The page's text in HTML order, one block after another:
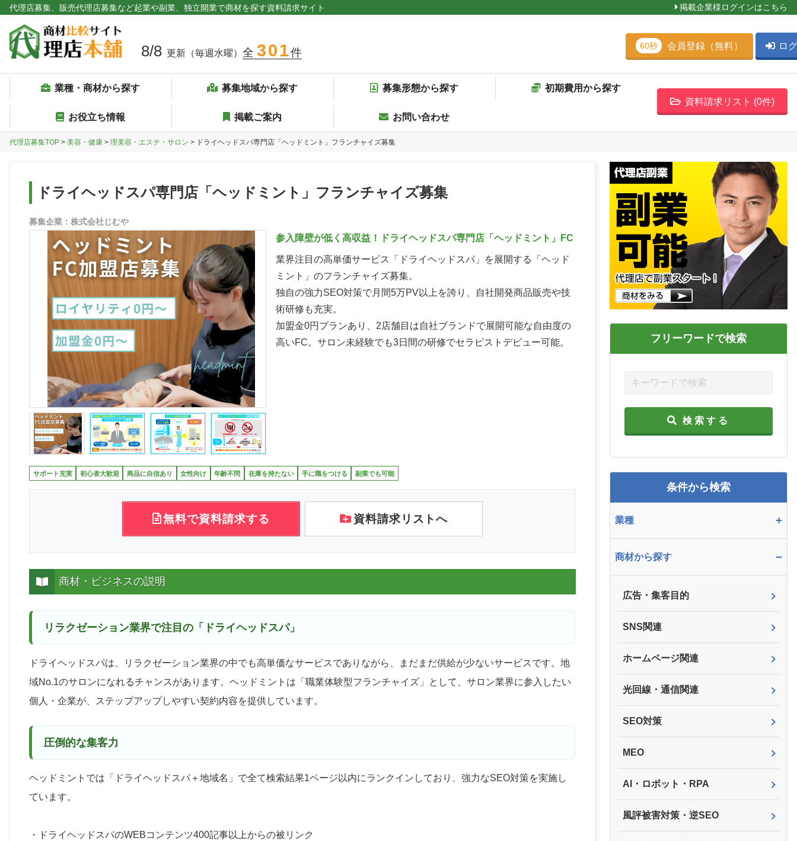
代理店募集、販売代理店募集など起業や副業、独立開業で商材を探す資料請求サイト 掲載企業様ログインはこちら
8/8 更新（毎週水曜） 全 301件
業種・商材から探す 募集地域から探す 募集形態から探す 初期費用から探す
お役立ち情報 掲載ご案内 お問い合わせ
資料請求リスト (0件)
60秒 会員登録（無料） ロ
代理店募集TOP > 美容・健康 > 理美容・エステ・サロン > ドライヘッドスパ専門店「ヘッドミント」フランチャイズ募集
ドライヘッドスパ専門店「ヘッドミント」フランチャイズ募集
募集企業：株式会社じむや
参入障壁が低く高収益！ドライヘッドスパ専門店「ヘッドミント」FC
業界注目の高単価サービス「ドライヘッドスパ」を展開する「ヘッド
ミント」のフランチャイズ募集。
独自の強力SEO対策で月間5万PV以上を誇り、自社開発商品販売や技
術研修も充実。
加盟金0円プランあり、2店舗目は自社ブランドで展開可能な自由度の
高いFC。サロン未経験でも3日間の研修でセラピストデビュー可能。
サポート充実 初心者大歓迎 商品に自信あり 女性向け 年齢不問 在庫を持たない 手に職をつける 副業でも可能
無料で資料請求する 資料請求リストへ
商材・ビジネスの説明
リラクゼーション業界で注目の「ドライヘッドスパ」
ドライヘッドスパは、リラクゼーション業界の中でも高単価なサービスでありながら、まだまだ供給が少ないサービスです。地
域No.1のサロンになれるチャンスがあります。ヘッドミントは「職業体験型フランチャイズ」として、サロン業界に参入したい
個人・企業が、ステップアップしやすい契約内容を提供しています。
圧倒的な集客力
ヘッドミントでは「ドライヘッドスパ＋地域名」で全て検索結果1ページ以内にランクインしており、強力なSEO対策を実施し
ています。
・ドライヘッドスパのWEBコンテンツ400記事以上からの被リンク
フリーワードで検索
検索する
条件から検索
業種 +
商材から探す −
広告・集客目的
SNS関連
ホームページ関連
光回線・通信関連
SEO対策
MEO
AI・ロボット・RPA
風評被害対策・逆SEO